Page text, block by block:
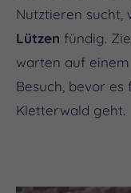
Nutztieren sucht,
Lützen fündig.
warten auf
Besuch, bevor
Kletterwald geht.